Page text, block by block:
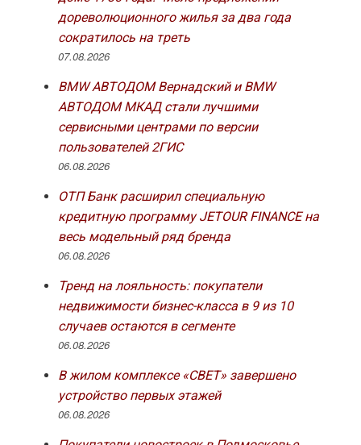
дореволюционного жилья за два года
сократилось на треть
07.08.2026
BMW АВТОДОМ Вернадский и BMW
АВТОДОМ МКАД стали лучшими
сервисными центрами по версии
пользователей 2ГИС
06.08.2026
ОТП Банк расширил специальную
кредитную программу JETOUR FINANCE на
весь модельный ряд бренда
06.08.2026
Тренд на лояльность: покупатели
недвижимости бизнес-класса в 9 из 10
случаев остаются в сегменте
06.08.2026
В жилом комплексе «СВЕТ» завершено
устройство первых этажей
06.08.2026